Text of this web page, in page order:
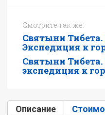
Смотрите так же:
Святыни Тибета.
Экспедиция к
Святыни
экспедиция к
Описание (активная